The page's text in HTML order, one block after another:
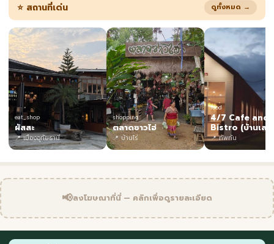
⭐ สถานที่เด่น ดูทั้งหมด →
eat_shop
ผัสสะ
📍 เมืองอุทัยธานี
shopping
ตลาดซาวไฮ่
📍 บ้านไร่
food
4/7 Cafe and
Bistro (บ้านเล
📍 ทัพทัน
📢ลงโฆษณาที่นี่ — คลิกเพื่อดูรายละเอียด